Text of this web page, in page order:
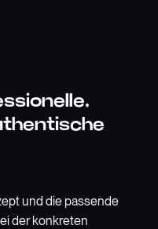
und die passende
der konkreten